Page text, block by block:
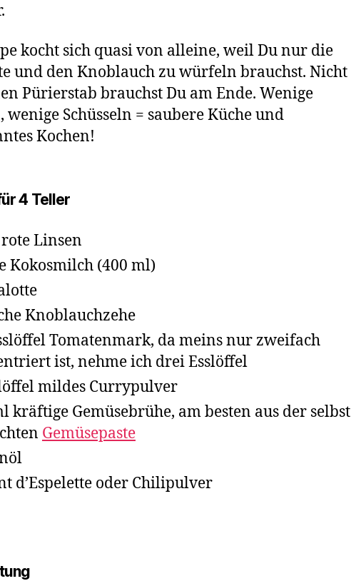
kocht sich quasi von alleine, weil Du nur die
und den Knoblauch zu würfeln brauchst. Nicht
Pürierstab brauchst Du am Ende. Wenige
wenige Schüsseln = saubere Küche und
Kochen!
4 Teller
rote Linsen
Kokosmilch (400 ml)
Knoblauchzehe
Tomatenmark, da meins nur zweifach
ist, nehme ich drei Esslöffel
mildes Currypulver
kräftige Gemüsebrühe, am besten aus der selbst
Gemüsepaste
d’Espelette oder Chilipulver